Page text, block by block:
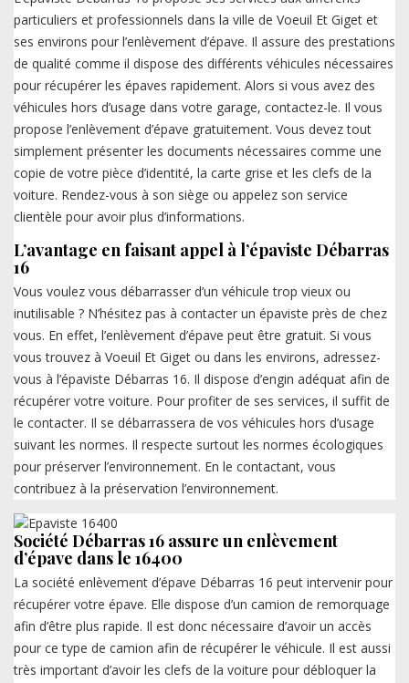
particuliers et professionnels dans la ville de Voeuil Et Giget et
ses environs pour l’enlèvement d’épave. Il assure des prestations
de qualité comme il dispose des différents véhicules nécessaires
pour récupérer les épaves rapidement. Alors si vous avez des
véhicules hors d’usage dans votre garage, contactez-le. Il vous
propose l’enlèvement d’épave gratuitement. Vous devez tout
simplement présenter les documents nécessaires comme une
copie de votre pièce d’identité, la carte grise et les clefs de la
voiture. Rendez-vous à son siège ou appelez son service
clientèle pour avoir plus d’informations.
L’avantage en faisant appel à l’épaviste Débarras
16
Vous voulez vous débarrasser d’un véhicule trop vieux ou
inutilisable ? N’hésitez pas à contacter un épaviste près de chez
vous. En effet, l’enlèvement d’épave peut être gratuit. Si vous
vous trouvez à Voeuil Et Giget ou dans les environs, adressez-
vous à l’épaviste Débarras 16. Il dispose d’engin adéquat afin de
récupérer votre voiture. Pour profiter de ses services, il suffit de
le contacter. Il se débarrassera de vos véhicules hors d’usage
suivant les normes. Il respecte surtout les normes écologiques
pour préserver l’environnement. En le contactant, vous
contribuez à la préservation l’environnement.
Société Débarras 16 assure un enlèvement
d’épave dans le 16400
La société enlèvement d’épave Débarras 16 peut intervenir pour
récupérer votre épave. Elle dispose d’un camion de remorquage
afin d’être plus rapide. Il est donc nécessaire d’avoir un accès
pour ce type de camion afin de récupérer le véhicule. Il est aussi
très important d’avoir les clefs de la voiture pour débloquer la